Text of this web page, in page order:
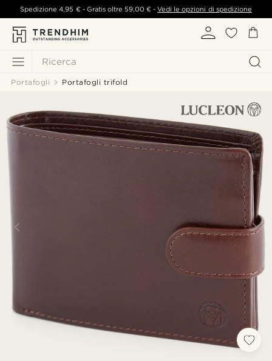
Ricerca
Spedizione4,95 €- Gratis oltre 59,00 € -Vedi le opzioni di spedizione
Portafogli Portafogli trifold